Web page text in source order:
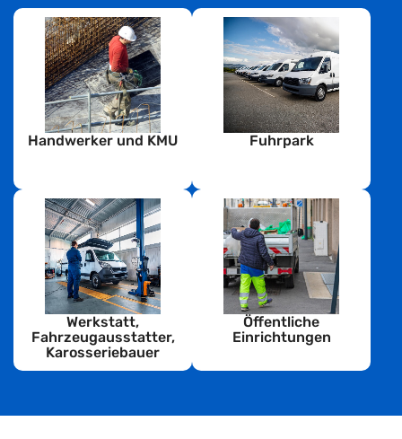
Handwerker und KMU Fuhrpark
Werkstatt,
Fahrzeugausstatter,
Karosseriebauer
Öffentliche
Einrichtungen